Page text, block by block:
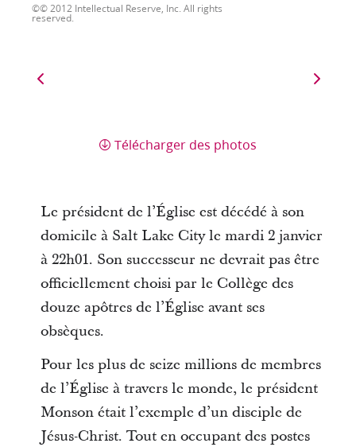
© 2012 Intellectual Reserve, Inc. All rights
reserved.
Télécharger des photos
Le président de l’Église est décédé à son
domicile à Salt Lake City le mardi 2 janvier
à 22h01. Son successeur ne devrait pas être
officiellement choisi par le Collège des
douze apôtres de l’Église avant ses
obsèques.
Pour les plus de seize millions de membres
de l’Église à travers le monde, le président
Monson était l’exemple d’un disciple de
Jésus-Christ. Tout en occupant des postes